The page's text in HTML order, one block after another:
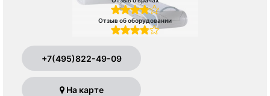
Отзыв об оборудовании
+7(495)822-49-09
На карте